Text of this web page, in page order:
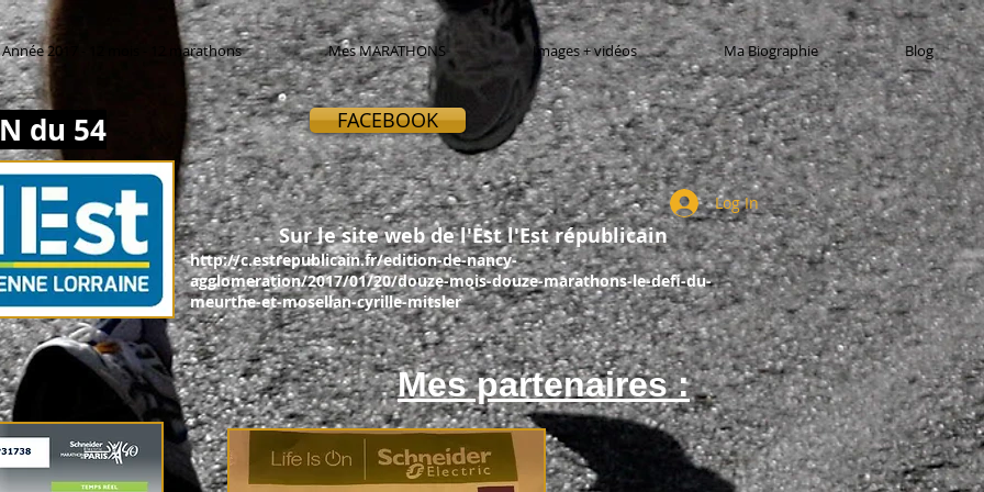
Année 2017 - 12 mois - 12 marathons Mes MARATHONS Images + vidéos Ma Biographie Blog
du 54 FACEBOOK
Sur le site web de l'Est l'Est républicain
http://c.estrepublicain.fr/edition-de-nancy-
agglomeration/2017/01/20/douze-mois-douze-marathons-le-defi-du-
meurthe-et-mosellan-cyrille-mitsler
Log In
Mes partenaires :